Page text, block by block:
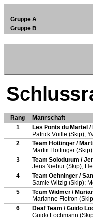
Gruppe A
Gruppe B
Rang
Mannschaft
1
Les Ponts du Martel
Patrick Vuille (Skip);
2
Team Hottinger /
Martin Hottinger
3
Team Solodurum /
Jens Niebur (Skip);
4
Team Oehninger /
Samie Witzig (Skip);
5
Team Widmer /
Marianne Flotron
6
Deaf Team / Guido
Guido Lochmann